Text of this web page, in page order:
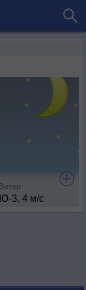
Ветер
Ю-З, 4 м/с